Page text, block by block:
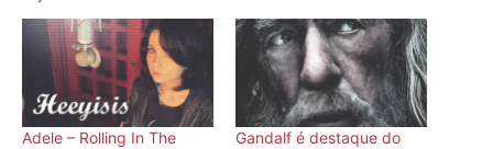
Adele – Rolling In The
Gandalf é destaque do